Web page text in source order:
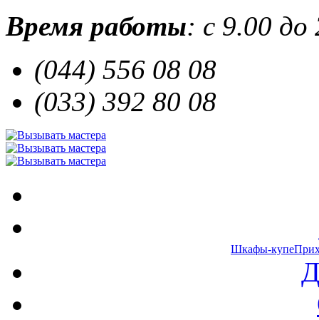
Время работы: с 9.00 до
(044) 556 08 08
(033) 392 80 08
Шкафы-купе